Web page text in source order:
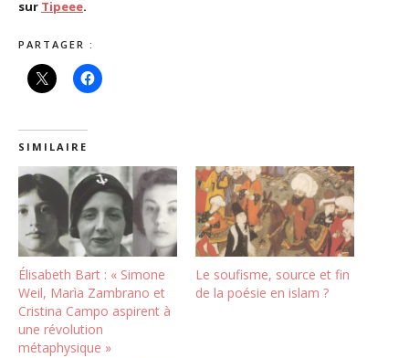
sur Tipeee.
PARTAGER :
SIMILAIRE
Élisabeth Bart : « Simone
Weil, Marìa Zambrano et
Cristina Campo aspirent à
une révolution
métaphysique »
Le soufisme, source et fin
de la poésie en islam ?